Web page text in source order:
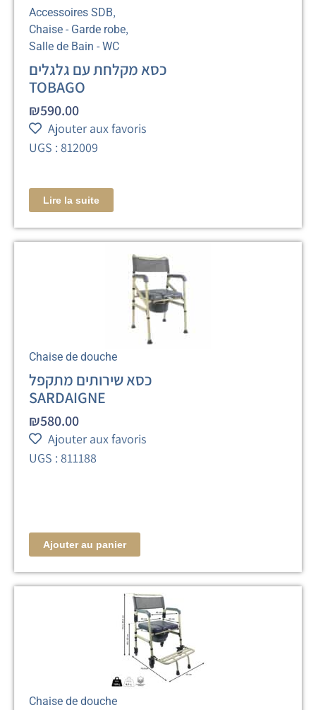
Accessoires SDB,
Chaise - Garde robe,
Salle de Bain - WC
כסא מקלחת עם גלגלים
TOBAGO
₪590.00
Ajouter aux favoris
UGS : 812009
Lire la suite
Chaise de douche
כסא שירותים מתקפל
SARDAIGNE
₪580.00
Ajouter aux favoris
UGS : 811188
Ajouter au panier
Chaise de douche